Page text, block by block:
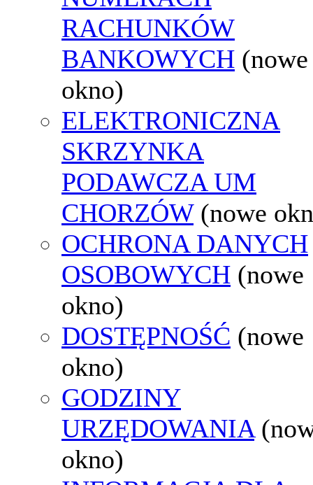
RACHUNKÓW
BANKOWYCH (nowe
okno)
ELEKTRONICZNA
SKRZYNKA
PODAWCZA UM
CHORZÓW (nowe
OCHRONA DANYCH
OSOBOWYCH (nowe
okno)
DOSTĘPNOŚĆ (nowe
okno)
GODZINY
URZĘDOWANIA
okno)